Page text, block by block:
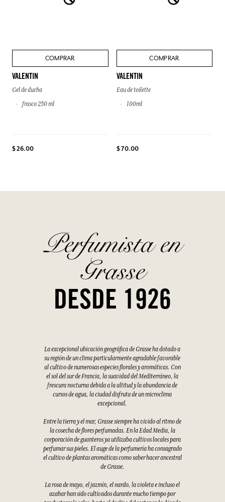
COMPRAR
VALENTIN
Gel de ducha
frasco 250 ml
$ 26.00
COMPRAR
VALENTIN
Eau de toilette
100ml
$ 70.00
Perfumista en
Grasse
DESDE 1926
La excepcional ubicación geográfica de Grasse ha dotado a
su región de un clima particularmente agradable favorable
al cultivo de numerosas especies florales y aromáticas. Con
el sol del sur de Francia, la suavidad del Mediterráneo, la
frescura nocturna debida a la altitud y la abundancia de
cursos de agua, la ciudad disfruta de un microclima
excepcional.
Entre la tierra y el mar, Grasse siempre ha vivido al ritmo de
la cosecha de flores perfumadas. En la Edad Media, la
corporación de guanteros ya utilizaba cultivos locales para
perfumar sus pieles. El auge de la perfumería ha consagrado
el cultivo de plantas aromáticas como saber hacer ancestral
de Grasse.
La rosa de mayo, el jazmín, el nardo, la violeta e incluso el
azahar han sido cultivados durante mucho tiempo por